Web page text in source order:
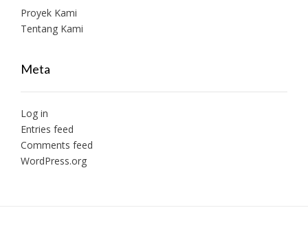
Proyek Kami
Tentang Kami
Meta
Log in
Entries feed
Comments feed
WordPress.org